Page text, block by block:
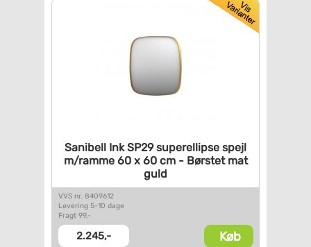
Sanibell Ink SP29 superellipse spejl
m/ramme 60 x 60 cm -Børstet mat
guld
VVS nr. 8409612
Levering 5-10 dage
Fragt 99,-
2.245,- Køb